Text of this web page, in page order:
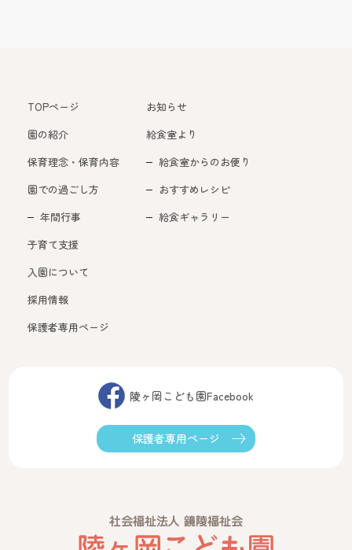
TOPページ
園の紹介
保育理念・保育内容
園での過ごし方
年間行事
お知らせ
給食室より
給食室からのお便り
おすすめレシピ
給食ギャラリー
子育て支援
入園について
採用情報
保護者専用ページ
陵ヶ岡こども園Facebook
保護者専用ページ